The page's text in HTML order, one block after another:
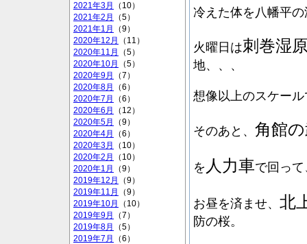
2021年3月
（10）
2021年2月
（5）
2021年1月
（9）
2020年12月
（11）
2020年11月
（5）
2020年10月
（5）
2020年9月
（7）
2020年8月
（6）
2020年7月
（6）
2020年6月
（12）
2020年5月
（9）
2020年4月
（6）
2020年3月
（10）
2020年2月
（10）
2020年1月
（9）
2019年12月
（9）
2019年11月
（9）
2019年10月
（10）
2019年9月
（7）
2019年8月
（5）
2019年7月
（6）
冷えた体を八幡平
火曜日は刺巻湿
地、、、
想像以上のスケー
そのあと、 角館
を 人力車で回っ
お昼を済ませ、 北
防の桜。